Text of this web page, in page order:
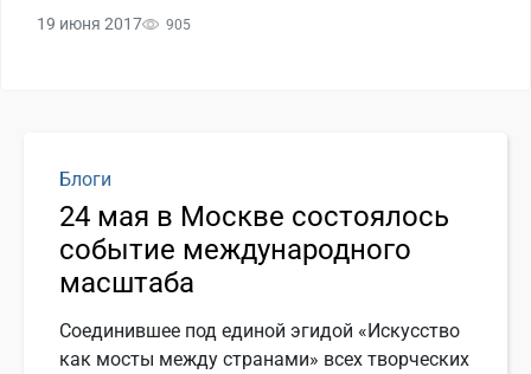
19 июня 2017 905
Блоги
24 мая в Москве состоялось
событие международного
масштаба
Соединившее под единой эгидой «Искусство
как мосты между странами» всех творческих